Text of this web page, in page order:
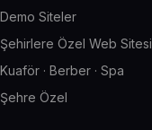
Demo Siteler
Şehirlere Özel Web Sitesi
Kuaför · Berber · Spa
Şehre Özel